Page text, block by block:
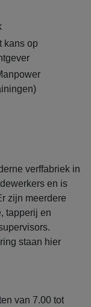
kans op
verffabriek in
en is
zijn meerdere
tapperij en
staan hier
van 7.00 tot